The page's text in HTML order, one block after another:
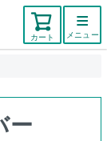
カート メニュー
ー